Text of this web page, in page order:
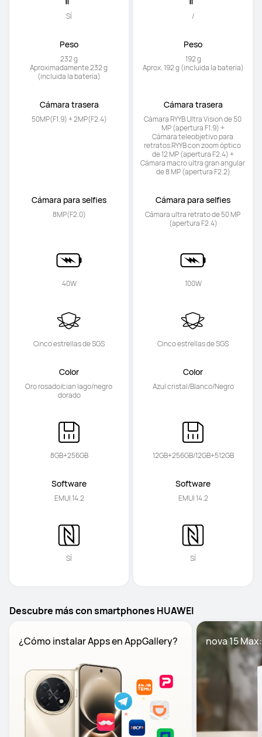
SÍ
Peso
232 g
Aproximadamente 232 g
(incluida la batería)
Cámara trasera
50MP(F1.9) + 2MP(F2.4)
Cámara para selfies
8MP(F2.0)
40W
Cinco estrellas de SGS
Color
Oro rosado/cian lago/negro
dorado
8GB+256GB
Software
EMUI 14.2
SÍ
/
Peso
192 g
Aprox. 192 g (incluida la batería)
Cámara trasera
Cámara RYYB Ultra Vision de 50
MP (apertura F1.9) +
Cámara teleobjetivo para
retratos RYYB con zoom óptico
de 12 MP (apertura F2.4) +
Cámara macro ultra gran angular
de 8 MP (apertura F2.2)
Cámara para selfies
Cámara ultra retrato de 50 MP
(apertura F2.4)
100W
Cinco estrellas de SGS
Color
Azul cristal/Blanco/Negro
12GB+256GB/12GB+512GB
Software
EMUI 14.2
SÍ
Descubre más con smartphones HUAWEI
¿Cómo instalar Apps en AppGallery? nova 15